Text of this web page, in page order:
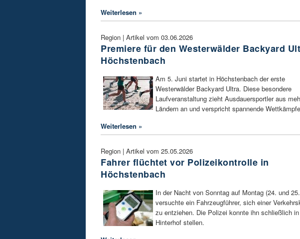
Weiterlesen »
Region | Artikel vom 03.06.2026
Premiere für den Westerwälder Backyard
Höchstenbach
Am 5. Juni startet in Höchstenbach der erste
Westerwälder Backyard Ultra. Diese besondere
Laufveranstaltung zieht Ausdauersportler aus
Ländern an und verspricht spannende
Weiterlesen »
Region | Artikel vom 25.05.2026
Fahrer flüchtet vor Polizeikontrolle in
Höchstenbach
In der Nacht von Sonntag auf Montag (24. und
versuchte ein Fahrzeugführer, sich einer
zu entziehen. Die Polizei konnte ihn schließlich
Hinterhof stellen.